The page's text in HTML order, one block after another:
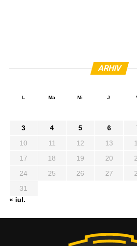
ARHIV
L Ma Mi J
3
4 5 6
10
11 12 13
17
18 19 20
24
25 26 27
31
« iul.